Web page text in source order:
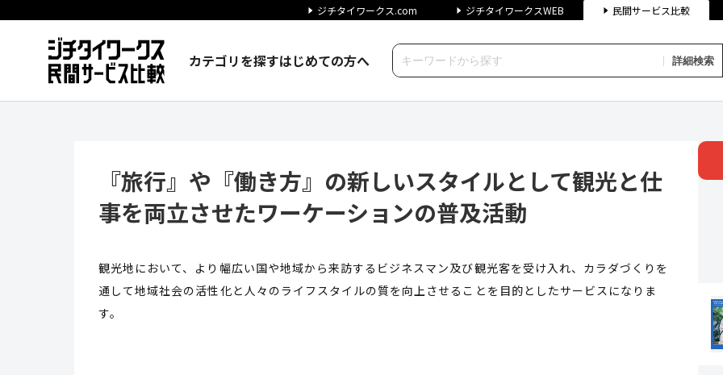
ジチタイワークス.com ジチタイワークスWEB 民間サービス比較
カテゴリを探すはじめての方へ 詳細検索
『旅行』や『働き方』の新しいスタイルとして観光と仕
事を両立させたワーケーションの普及活動
観光地において、より幅広い国や地域から来訪するビジネスマン及び観光客を受け入れ、カラダづくりを
通して地域社会の活性化と人々のライフスタイルの質を向上させることを目的としたサービスになりま
す。